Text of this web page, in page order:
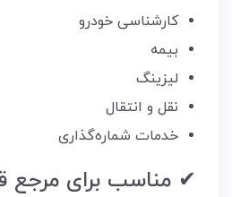
کارشناسی خودرو
بیمه
لیزینگ
نقل و انتقال
خدمات شماره‌گذاری
✔ مناسب برای مرجع